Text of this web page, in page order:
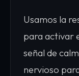
Usamos la
para activar
señal de
nervioso